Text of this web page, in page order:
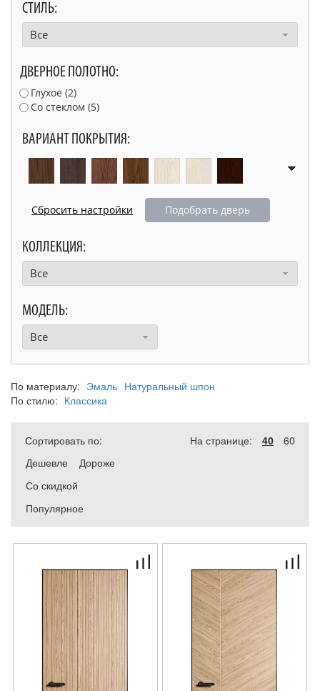
СТИЛЬ:
Все
ДВЕРНОЕ ПОЛОТНО:
Глухое (2)
Со стеклом (5)
ВАРИАНТ ПОКРЫТИЯ:
Подобрать дверь
КОЛЛЕКЦИЯ:
Все
МОДЕЛЬ:
Все
По материалу: Эмаль Натуральный шпон
По стилю: Классика
Сортировать по:
Дешевле
Дороже
Со скидкой
Популярное
На странице: 40 60